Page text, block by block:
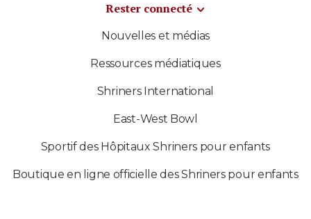
Rester connecté
Nouvelles et médias
Ressources médiatiques
Shriners International
East-West Bowl
Sportif des Hôpitaux Shriners pour enfants
Boutique en ligne officielle des Shriners pour enfants